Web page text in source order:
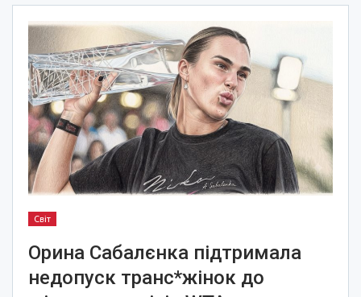
Світ
Орина Сабалєнка підтримала
недопуск транс*жінок до